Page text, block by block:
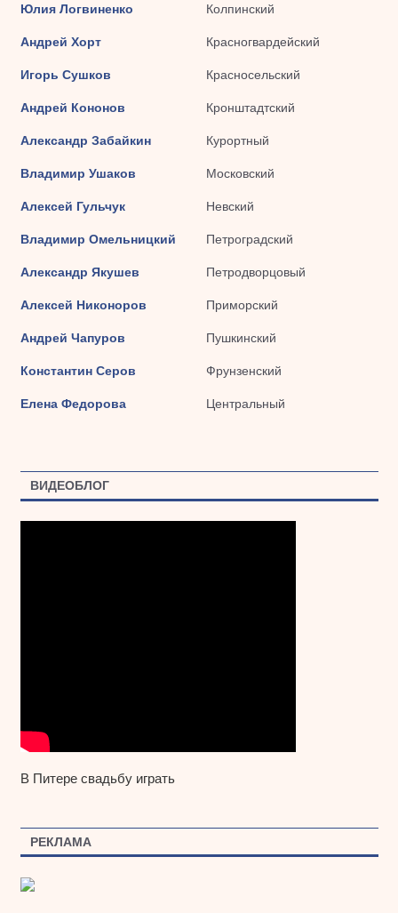
Юлия Логвиненко Колпинский
Андрей Хорт Красногвардейский
Игорь Сушков Красносельский
Андрей Кононов Кронштадтский
Александр Забайкин Курортный
Владимир Ушаков Московский
Алексей Гульчук Невский
Владимир Омельницкий Петроградский
Александр Якушев Петродворцовый
Алексей Никоноров Приморский
Андрей Чапуров Пушкинский
Константин Серов Фрунзенский
Елена Федорова Центральный
ВИДЕОБЛОГ
В Питере свадьбу играть
РЕКЛАМА